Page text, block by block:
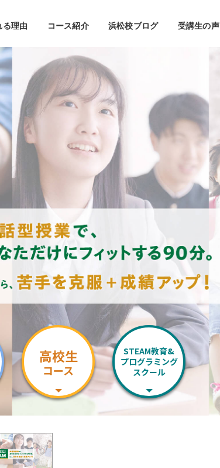
る理由 コース紹介 浜松校ブログ 受講生の声
高校生
コース
STEAM教育&
プログラミング
スクール